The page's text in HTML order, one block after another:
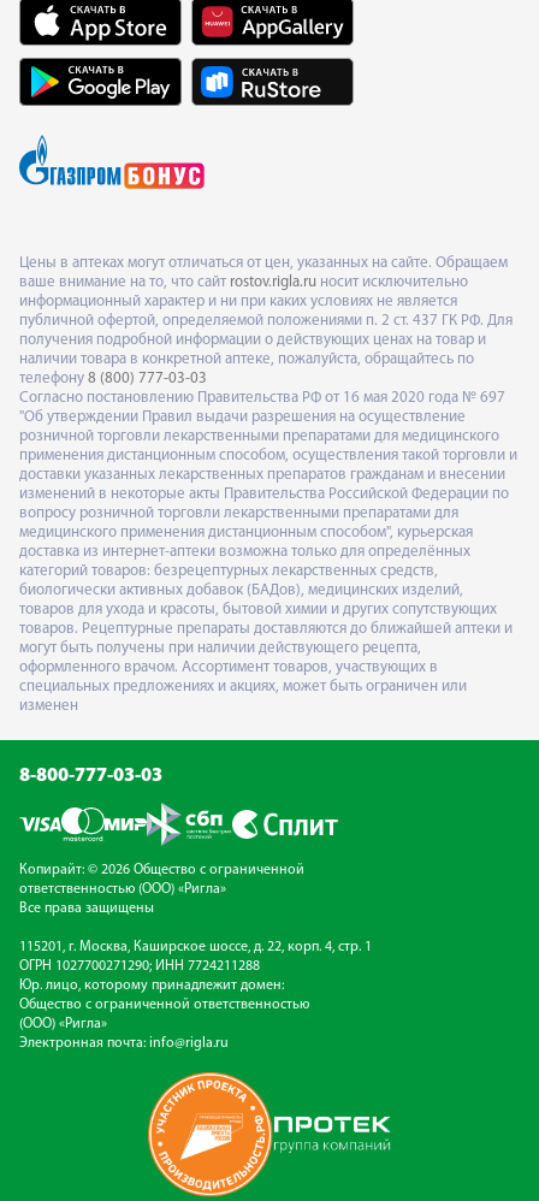
Цены в аптеках могут отличаться от цен, указанных на сайте. Обращаем
ваше внимание на то, что сайт rostov.rigla.ru носит исключительно
информационный характер и ни при каких условиях не является
публичной офертой, определяемой положениями п. 2 ст. 437 ГК РФ. Для
получения подробной информации о действующих ценах на товар и
наличии товара в конкретной аптеке, пожалуйста, обращайтесь по
телефону 8 (800) 777-03-03
Согласно постановлению Правительства РФ от 16 мая 2020 года № 697
"Об утверждении Правил выдачи разрешения на осуществление
розничной торговли лекарственными препаратами для медицинского
применения дистанционным способом, осуществления такой торговли и
доставки указанных лекарственных препаратов гражданам и внесении
изменений в некоторые акты Правительства Российской Федерации по
вопросу розничной торговли лекарственными препаратами для
медицинского применения дистанционным способом", курьерская
доставка из интернет-аптеки возможна только для определённых
категорий товаров: безрецептурных лекарственных средств,
биологически активных добавок (БАДов), медицинских изделий,
товаров для ухода и красоты, бытовой химии и других сопутствующих
товаров. Рецептурные препараты доставляются до ближайшей аптеки и
могут быть получены при наличии действующего рецепта,
оформленного врачом. Ассортимент товаров, участвующих в
специальных предложениях и акциях, может быть ограничен или
изменен
8-800-777-03-03
Копирайт: © 2026 Общество с ограниченной
ответственностью (ООО) «Ригла»
Все права защищены
115201, г. Москва, Каширское шоссе, д. 22, корп. 4, стр. 1
ОГРН 1027700271290; ИНН 7724211288
Юр. лицо, которому принадлежит домен:
Общество с ограниченной ответственностью
(ООО) «Ригла»
Электронная почта: info@rigla.ru